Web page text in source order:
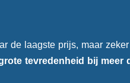
de laagste prijs, maar
tevredenheid bij meer